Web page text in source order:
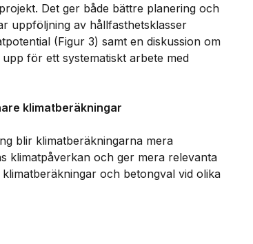
Det ger både bättre planering och
uppföljning av hållfasthetsklasser
(Figur 3) samt en diskussion om
för ett systematiskt arbete med
klimatberäkningar
blir klimatberäkningarna mera
klimatpåverkan och ger mera relevanta
och betongval vid olika